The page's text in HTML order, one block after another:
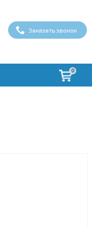
Заказать звонок
0